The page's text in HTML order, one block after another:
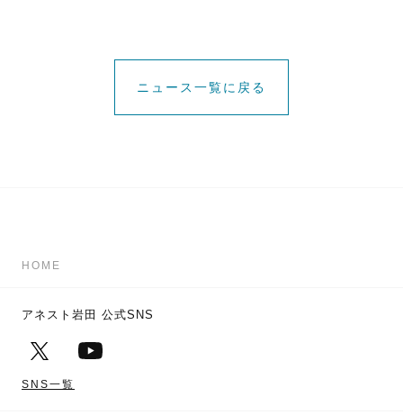
ニュース一覧に戻る
HOME
アネスト岩田 公式SNS
SNS一覧